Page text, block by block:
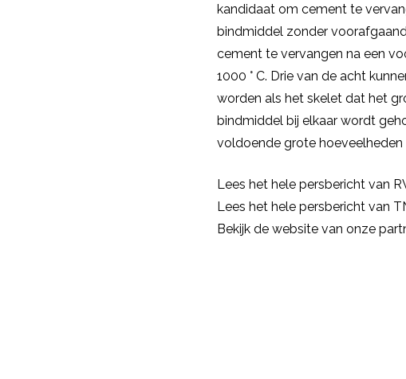
kandidaat om cement te
bindmiddel zonder
cement te vervangen na een
1000 ° C. Drie van de acht
worden als het skelet dat het
bindmiddel bij elkaar wordt
voldoende grote hoeveelheden
Lees het hele persbericht van
Lees het hele persbericht van
Bekijk de website van onze